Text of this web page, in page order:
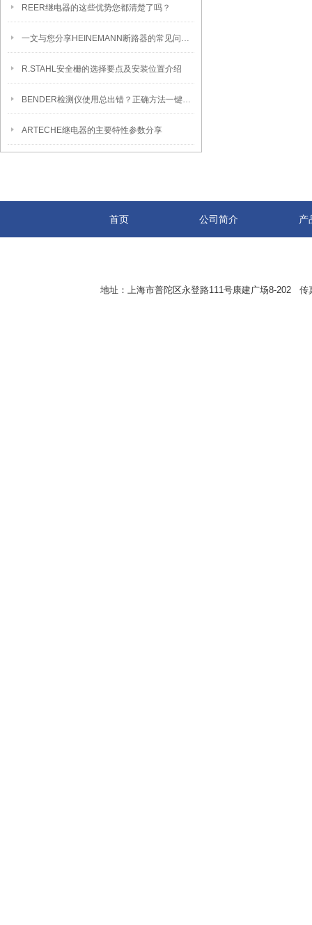
REER继电器的这些优势您都清楚了吗？
一文与您分享HEINEMANN断路器的常见问题相应解决方法
R.STAHL安全栅的选择要点及安装位置介绍
BENDER检测仪使用总出错？正确方法一键解锁！
ARTECHE继电器的主要特性参数分享
首页 公司简介 产
地址：上海市普陀区永登路111号康建广场8-202